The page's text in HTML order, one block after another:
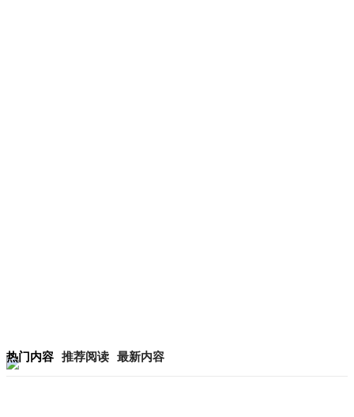
热门内容 推荐阅读 最新内容